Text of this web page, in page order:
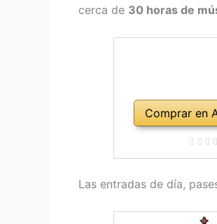
cerca de 30 horas de
Comprar en
Las entradas de día,